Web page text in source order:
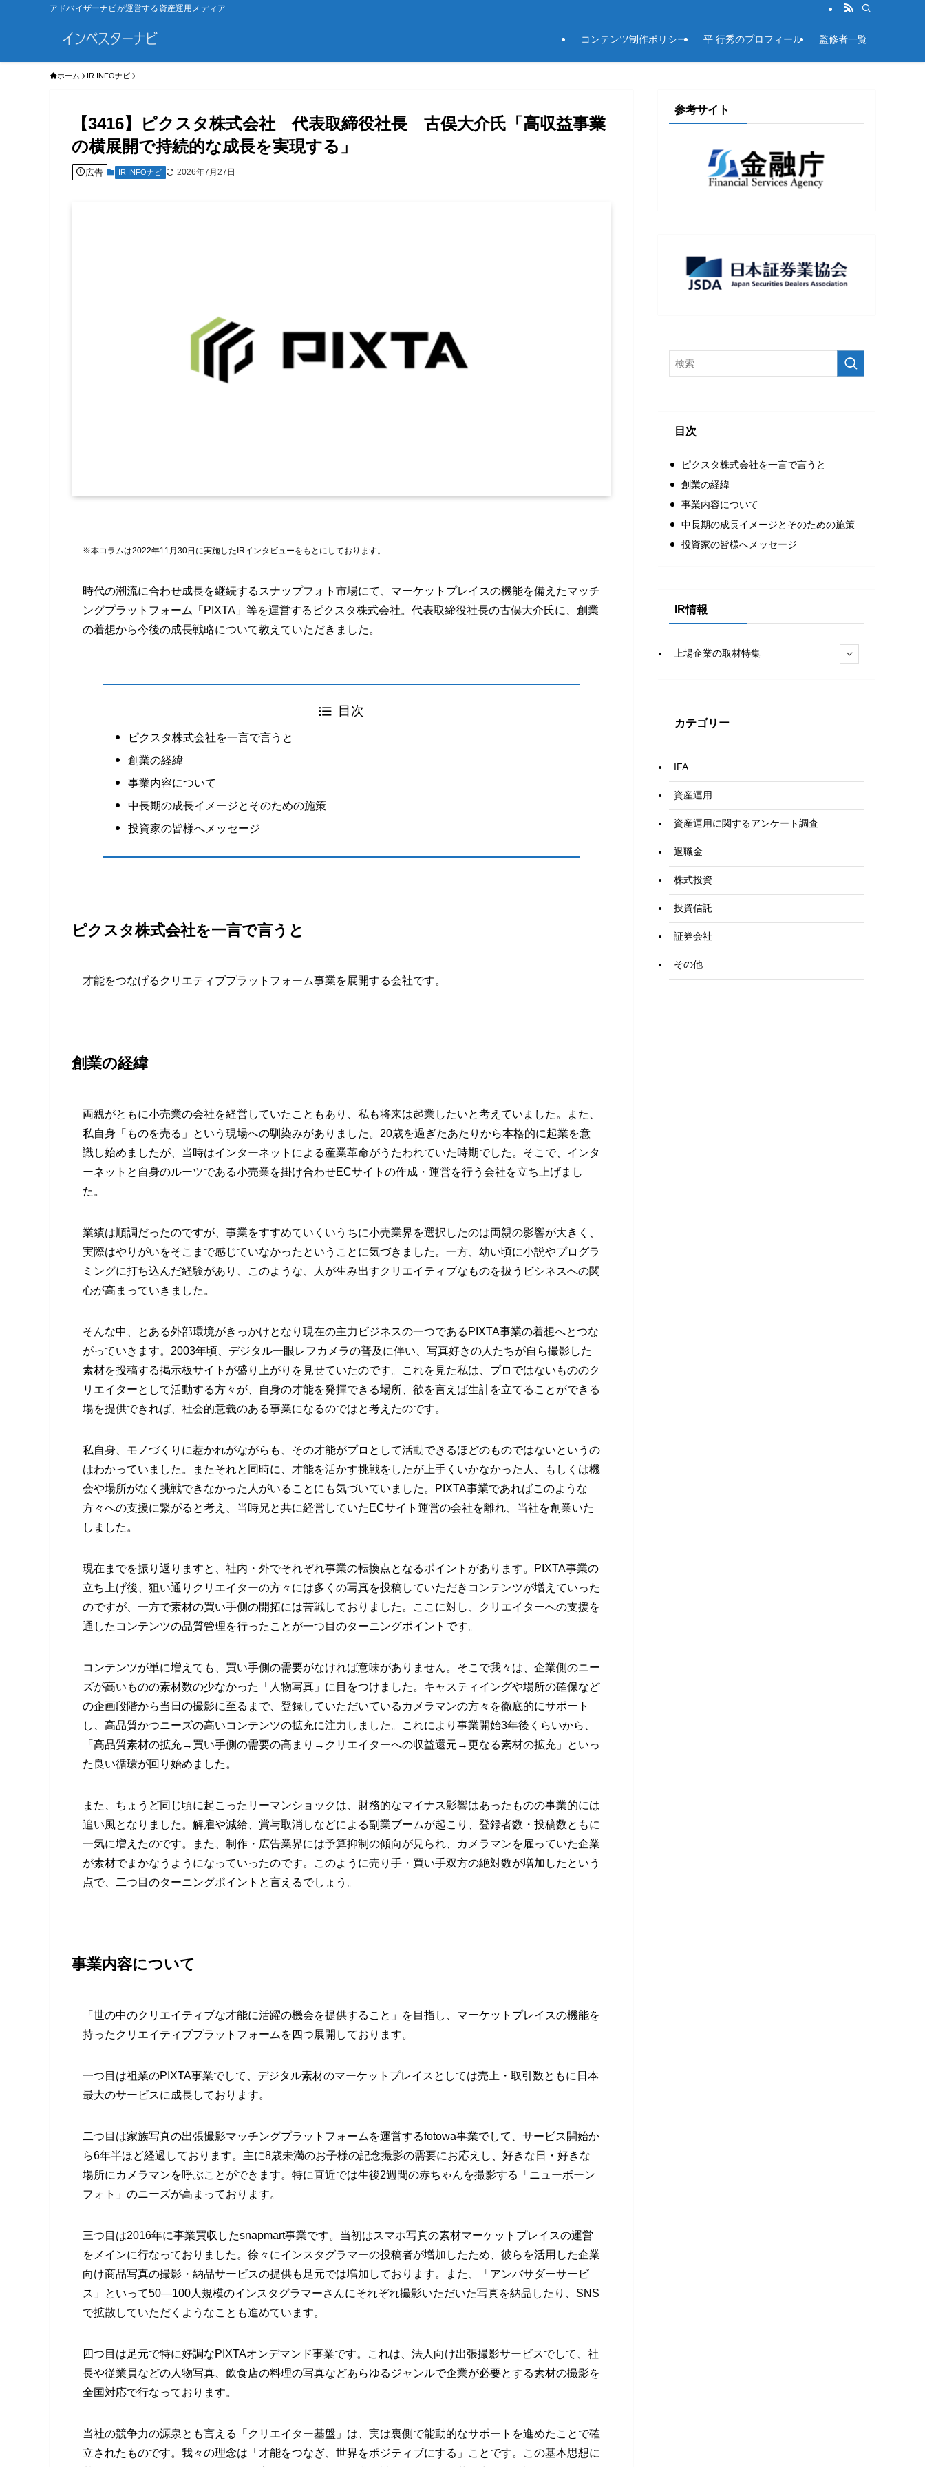
アドバイザーナビが運営する資産運用メディア
コンテンツ制作ポリシー 平 行秀のプロフィール 監修者一覧
ホーム IR INFOナビ
【3416】ピクスタ株式会社 代表取締役社長 古俣大介氏「高収益事業
の横展開で持続的な成長を実現する」
広告 IR INFOナビ 2026年7月27日
※本コラムは2022年11月30日に実施したIRインタビューをもとにしております。
時代の潮流に合わせ成長を継続するスナップフォト市場にて、マーケットプレイスの機能を備えたマッチ
ングプラットフォーム「PIXTA」等を運営するピクスタ株式会社。代表取締役社長の古俣大介氏に、創業
の着想から今後の成長戦略について教えていただきました。
目次
ピクスタ株式会社を一言で言うと
創業の経緯
事業内容について
中長期の成長イメージとそのための施策
投資家の皆様へメッセージ
ピクスタ株式会社を一言で言うと
才能をつなげるクリエティブプラットフォーム事業を展開する会社です。
創業の経緯
両親がともに小売業の会社を経営していたこともあり、私も将来は起業したいと考えていました。また、
私自身「ものを売る」という現場への馴染みがありました。20歳を過ぎたあたりから本格的に起業を意
識し始めましたが、当時はインターネットによる産業革命がうたわれていた時期でした。そこで、インタ
ーネットと自身のルーツである小売業を掛け合わせECサイトの作成・運営を行う会社を立ち上げまし
た。
業績は順調だったのですが、事業をすすめていくいうちに小売業界を選択したのは両親の影響が大きく、
実際はやりがいをそこまで感じていなかったということに気づきました。一方、幼い頃に小説やプログラ
ミングに打ち込んだ経験があり、このような、人が生み出すクリエイティブなものを扱うビシネスへの関
心が高まっていきました。
そんな中、とある外部環境がきっかけとなり現在の主力ビジネスの一つであるPIXTA事業の着想へとつな
がっていきます。2003年頃、デジタル一眼レフカメラの普及に伴い、写真好きの人たちが自ら撮影した
素材を投稿する掲示板サイトが盛り上がりを見せていたのです。これを見た私は、プロではないもののク
リエイターとして活動する方々が、自身の才能を発揮できる場所、欲を言えば生計を立てることができる
場を提供できれば、社会的意義のある事業になるのではと考えたのです。
私自身、モノづくりに惹かれがながらも、その才能がプロとして活動できるほどのものではないというの
はわかっていました。またそれと同時に、才能を活かす挑戦をしたが上手くいかなかった人、もしくは機
会や場所がなく挑戦できなかった人がいることにも気づいていました。PIXTA事業であればこのような
方々への支援に繋がると考え、当時兄と共に経営していたECサイト運営の会社を離れ、当社を創業いた
しました。
現在までを振り返りますと、社内・外でそれぞれ事業の転換点となるポイントがあります。PIXTA事業の
立ち上げ後、狙い通りクリエイターの方々には多くの写真を投稿していただきコンテンツが増えていった
のですが、一方で素材の買い手側の開拓には苦戦しておりました。ここに対し、クリエイターへの支援を
通したコンテンツの品質管理を行ったことが一つ目のターニングポイントです。
コンテンツが単に増えても、買い手側の需要がなければ意味がありません。そこで我々は、企業側のニー
ズが高いものの素材数の少なかった「人物写真」に目をつけました。キャスティイングや場所の確保など
の企画段階から当日の撮影に至るまで、登録していただいているカメラマンの方々を徹底的にサポート
し、高品質かつニーズの高いコンテンツの拡充に注力しました。これにより事業開始3年後くらいから、
「高品質素材の拡充→買い手側の需要の高まり→クリエイターへの収益還元→更なる素材の拡充」といっ
た良い循環が回り始めました。
また、ちょうど同じ頃に起こったリーマンショックは、財務的なマイナス影響はあったものの事業的には
追い風となりました。解雇や減給、賞与取消しなどによる副業ブームが起こり、登録者数・投稿数ともに
一気に増えたのです。また、制作・広告業界には予算抑制の傾向が見られ、カメラマンを雇っていた企業
が素材でまかなうようになっていったのです。このように売り手・買い手双方の絶対数が増加したという
点で、二つ目のターニングポイントと言えるでしょう。
事業内容について
「世の中のクリエイティブな才能に活躍の機会を提供すること」を目指し、マーケットプレイスの機能を
持ったクリエイティブプラットフォームを四つ展開しております。
一つ目は祖業のPIXTA事業でして、デジタル素材のマーケットプレイスとしては売上・取引数ともに日本
最大のサービスに成長しております。
二つ目は家族写真の出張撮影マッチングプラットフォームを運営するfotowa事業でして、サービス開始か
ら6年半ほど経過しております。主に8歳未満のお子様の記念撮影の需要にお応えし、好きな日・好きな
場所にカメラマンを呼ぶことができます。特に直近では生後2週間の赤ちゃんを撮影する「ニューボーン
フォト」のニーズが高まっております。
三つ目は2016年に事業買収したsnapmart事業です。当初はスマホ写真の素材マーケットプレイスの運営
をメインに行なっておりました。徐々にインスタグラマーの投稿者が増加したため、彼らを活用した企業
向け商品写真の撮影・納品サービスの提供も足元では増加しております。また、「アンバサダーサービ
ス」といって50―100人規模のインスタグラマーさんにそれぞれ撮影いただいた写真を納品したり、SNS
で拡散していただくようなことも進めています。
四つ目は足元で特に好調なPIXTAオンデマンド事業です。これは、法人向け出張撮影サービスでして、社
長や従業員などの人物写真、飲食店の料理の写真などあらゆるジャンルで企業が必要とする素材の撮影を
全国対応で行なっております。
当社の競争力の源泉とも言える「クリエイター基盤」は、実は裏側で能動的なサポートを進めたことで確
立されたものです。我々の理念は「才能をつなぎ、世界をポジティブにする」ことです。この基本思想に
参考サイト
目次
ピクスタ株式会社を一言で言うと
創業の経緯
事業内容について
中長期の成長イメージとそのための施策
投資家の皆様へメッセージ
IR情報
上場企業の取材特集
カテゴリー
IFA
資産運用
資産運用に関するアンケート調査
退職金
株式投資
投資信託
証券会社
その他